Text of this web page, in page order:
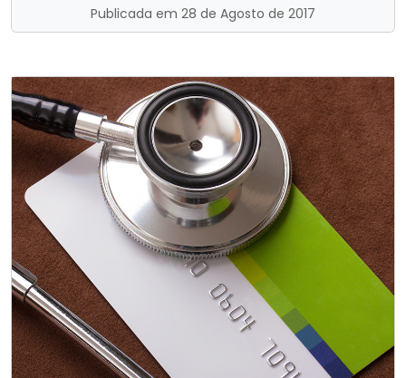
Publicada em 28 de Agosto de 2017